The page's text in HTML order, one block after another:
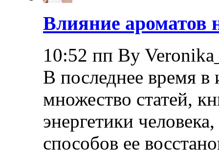
Влияние ароматов
10:52 пп By
В последнее время
множество статей,
энергетики
способов ее